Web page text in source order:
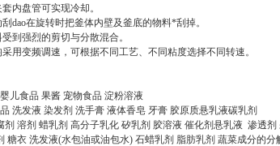
内盘管可实现冷却。
dao在旋转时把釜体内壁及釜底的物料*刮掉。
到强烈的剪切与分散混合。
用变频调速，可根据不同工艺、不同粘度选择不同转速。
儿食品 果酱 宠物食品 淀粉溶液
洗发液 染发剂 洗手膏 液体香皂 牙膏 胶原质悬乳液碳乳剂
溶剂 蜡乳剂 高分子乳化 矽乳剂 胶溶液 催化剂悬乳液 渗透剂
糖衣 洗发液(水包油或油包水) 石蜡乳剂 脂肪乳剂 蔬菜成分的分